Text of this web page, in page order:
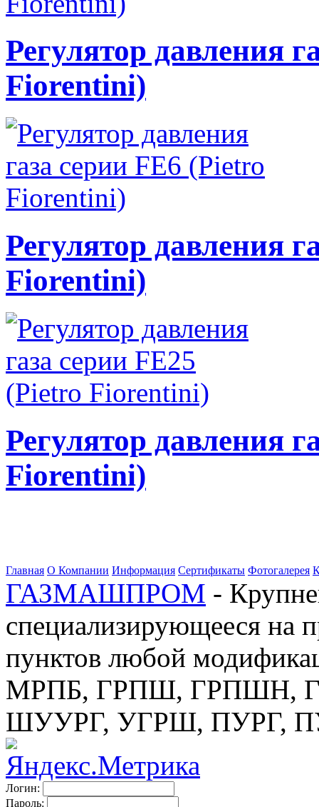
Регулятор давления
Fiorentini)
Регулятор давления
Fiorentini)
Регулятор давления
Fiorentini)
Главная О Компании Информация Сертификаты Фотогалерея
ГАЗМАШПРОМ -
специализирующееся на
пунктов любой
МРПБ, ГРПШ, ГРПШН,
ШУУРГ, УГРШ, ПУРГ,
Логин:
Пароль: